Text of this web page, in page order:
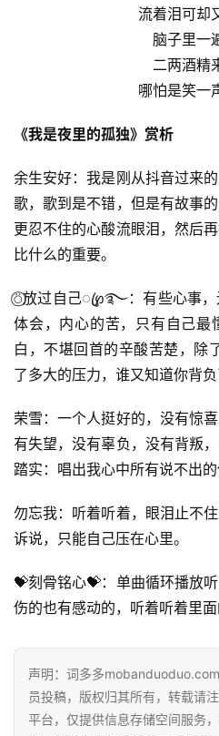
流着泪可却
脑子里一
二两酒精
哪怕是笑一
《我是夜里的孤独》赏析
余生安好：我是刚从抖音过来
歌，歌到是不错，但是有故事
更忍不住的心酸流眼泪，然后
比什么的重要。
⍥⃝放过自己ꦿ℘࿐：有些心事，
体会，内心的苦，只有自己最
白，不堪回首的辛酸苦楚，除
了多大的压力，谁又知道你背负
荣雪：一个人挺好的，没有惊
有失望，没有辜负，没有背叛
踏实：唱出我心中所有说不出的
勿忘我：听着听着，眼泪止不
诉说，只能自己压在心里。
💝刻骨铭心💝：单曲循环播放
伤的也有感动的，听着听着里面
声明：词多多
员投稿，版权归其所有，转载请
平台，仅提供信息存储空间服务